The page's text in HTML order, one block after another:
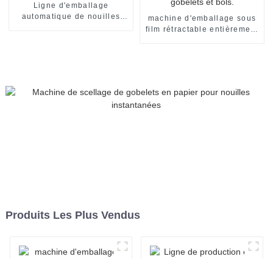
Ligne d'emballage
automatique de nouilles
machine d'emballage sous
film rétractable entièrement
Produits Les Plus Vendus